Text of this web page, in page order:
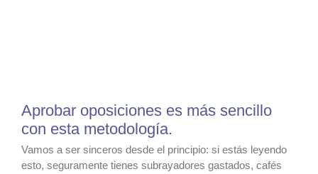
Aprobar oposiciones es más sencillo
con esta metodología.
Vamos a ser sinceros desde el principio: si estás leyendo
esto, seguramente tienes subrayadores gastados, cafés